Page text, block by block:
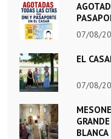
07/08/
EL
07/08/
BLANCA